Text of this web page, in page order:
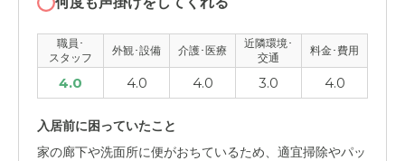
職員･
スタッフ
外観･設備 介護･医療
近隣環境･
交通
料金･費用
4.0 4.0 4.0 3.0 4.0
入居前に困っていたこと
家の廊下や洗面所に便がおちているため、適宜掃除やパッ